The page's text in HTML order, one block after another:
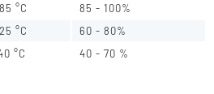
°C
85 - 100%
°C
60 - 80%
°C
40 - 70 %